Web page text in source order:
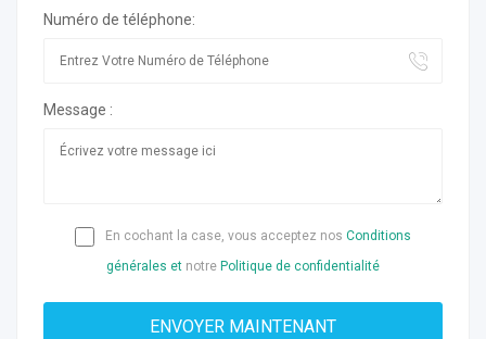
Numéro de téléphone:
Message :
En cochant la case, vous acceptez nos Conditions
générales et notre Politique de confidentialité